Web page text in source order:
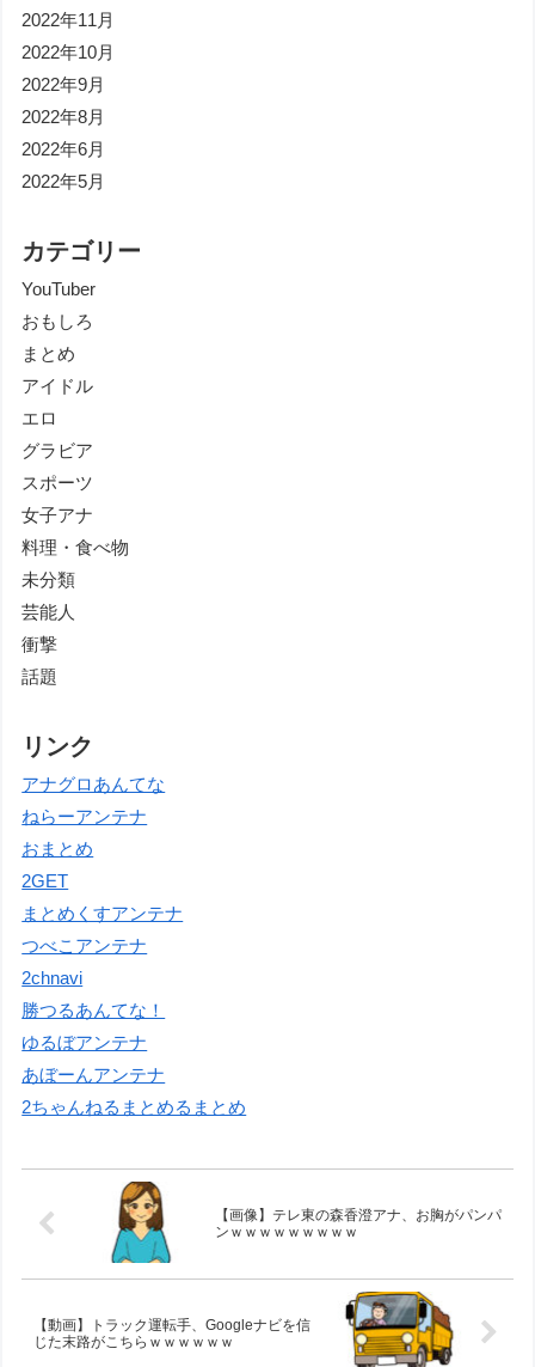
2022年11月
2022年10月
2022年9月
2022年8月
2022年6月
2022年5月
カテゴリー
YouTuber
おもしろ
まとめ
アイドル
エロ
グラビア
スポーツ
女子アナ
料理・食べ物
未分類
芸能人
衝撃
話題
リンク
アナグロあんてな
ねらーアンテナ
おまとめ
2GET
まとめくすアンテナ
つべこアンテナ
2chnavi
勝つるあんてな！
ゆるぼアンテナ
あぼーんアンテナ
2ちゃんねるまとめるまとめ
【画像】テレ東の森香澄アナ、お胸がパンパ
ンｗｗｗｗｗｗｗｗｗ
【動画】トラック運転手、Googleナビを信
じた末路がこちらｗｗｗｗｗｗ